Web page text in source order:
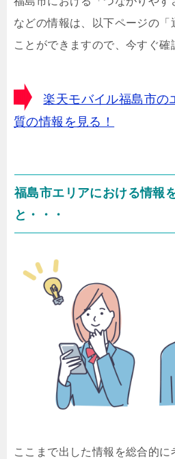
などの情報は、以下ページの「
ことができますので、今すぐ確
楽天モバイル福島市の
質の情報を見る！
福島市エリアにおける情報
と・・・
ここまで出した情報を総合的に